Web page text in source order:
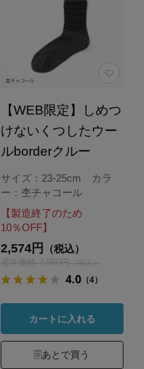
【WEB限定】しめつ
けないくつしたウー
ルborderクルー
サイズ：23-25cm カラ
ー：杢チャコール
【製造終了のため
10％OFF】
2,574円 （税込）
通常価格 2,860円 （税込）
4.0（4）
カートに入れる
あとで買う